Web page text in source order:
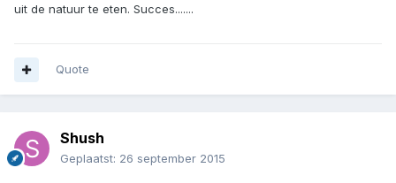
uit de natuur te eten. Succes.......
Quote
Shush
Geplaatst: 26 september 2015